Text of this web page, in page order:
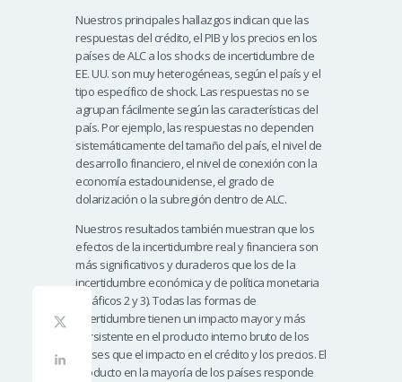
Nuestros principales hallazgos indican que las
respuestas del crédito, el PIB y los precios en los
países de ALC a los shocks de incertidumbre de
EE. UU. son muy heterogéneas, según el país y el
tipo específico de shock. Las respuestas no se
agrupan fácilmente según las características del
país. Por ejemplo, las respuestas no dependen
sistemáticamente del tamaño del país, el nivel de
desarrollo financiero, el nivel de conexión con la
economía estadounidense, el grado de
dolarización o la subregión dentro de ALC.
Nuestros resultados también muestran que los
efectos de la incertidumbre real y financiera son
más significativos y duraderos que los de la
incertidumbre económica y de política monetaria
(Gráficos 2 y 3). Todas las formas de
incertidumbre tienen un impacto mayor y más
persistente en el producto interno bruto de los
países que el impacto en el crédito y los precios. El
producto en la mayoría de los países responde